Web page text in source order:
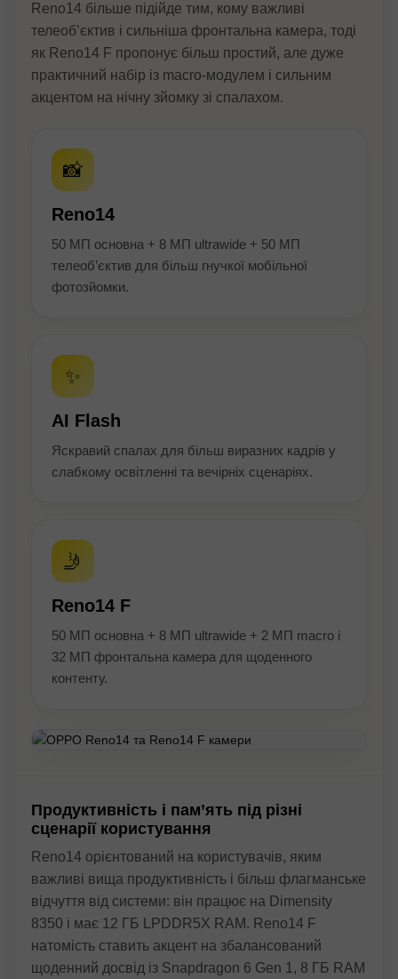
Reno14 більше підійде тим, кому важливі
телеоб’єктив і сильніша фронтальна камера, тоді
як Reno14 F пропонує більш простий, але дуже
практичний набір із macro-модулем і сильним
акцентом на нічну зйомку зі спалахом.
📸
Reno14
50 МП основна + 8 МП ultrawide + 50 МП
телеоб’єктив для більш гнучкої мобільної
фотозйомки.
✨
AI Flash
Яскравий спалах для більш виразних кадрів у
слабкому освітленні та вечірніх сценаріях.
🤳
Reno14 F
50 МП основна + 8 МП ultrawide + 2 МП macro і
32 МП фронтальна камера для щоденного
контенту.
Продуктивність і пам’ять під різні
сценарії користування
Reno14 орієнтований на користувачів, яким
важливі вища продуктивність і більш флагманське
відчуття від системи: він працює на Dimensity
8350 і має 12 ГБ LPDDR5X RAM. Reno14 F
натомість ставить акцент на збалансований
щоденний досвід із Snapdragon 6 Gen 1, 8 ГБ RAM